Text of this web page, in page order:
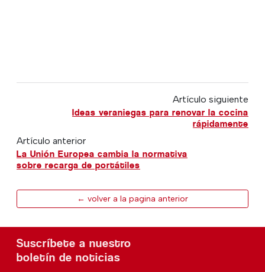
Artículo siguiente
Ideas veraniegas para renovar la cocina
rápidamente
Artículo anterior
La Unión Europea cambia la normativa
sobre recarga de portátiles
← volver a la pagina anterior
Suscríbete a nuestro
boletín de noticias